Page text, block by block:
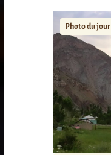
Photo du jour